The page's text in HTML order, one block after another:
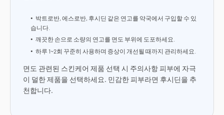
박트로반, 에스로반, 후시딘 같은 연고를 약국에서 구입할 수 있
습니다.
깨끗한 손으로 소량의 연고를 면도 부위에 도포하세요.
하루 1~2회 꾸준히 사용하며 증상이 개선될 때까지 관리하세요.
면도 관련된 스킨케어 제품 선택 시 주의사항 피부에 자극
이 덜한 제품을 선택하세요. 민감한 피부라면 후시딘을 추
천합니다.